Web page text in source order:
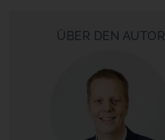
ÜBER DEN AUTOR